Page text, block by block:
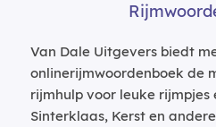
Van Dale Uitgevers biedt
onlinerijmwoordenboek de
rijmhulp voor leuke rijmpjes
Sinterklaas, Kerst en